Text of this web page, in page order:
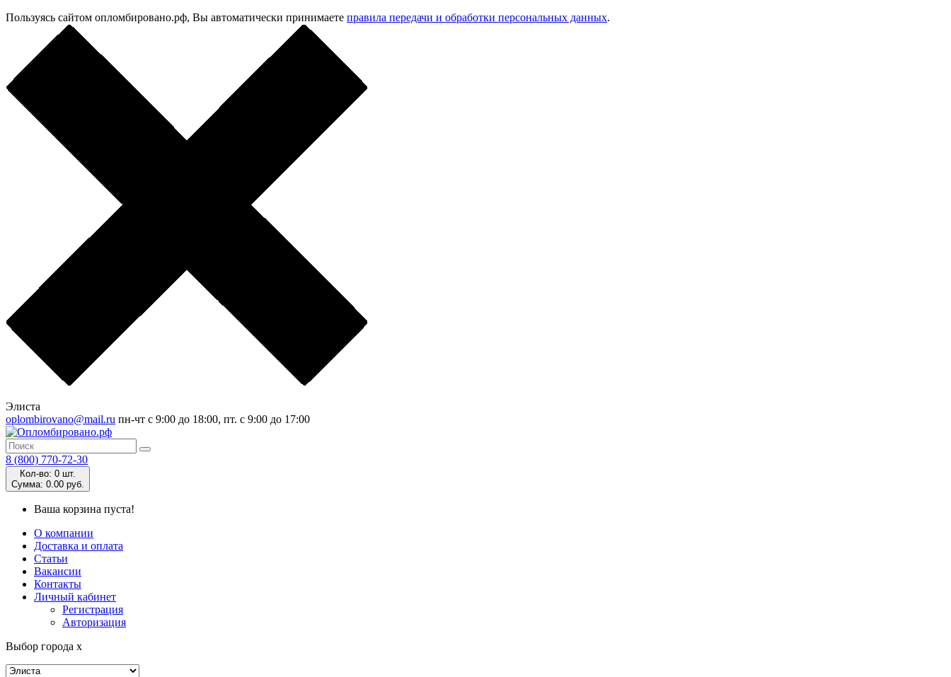
Пользуясь сайтом опломбировано.рф, Вы автоматически принимаете правила передачи и обработки персональных данных.
Элиста
oplombirovano@mail.ru пн-чт с 9:00 до 18:00, пт. с 9:00 до 17:00
8 (800) 770-72-30
Кол-во: 0 шт.
Cумма: 0.00 руб.
Ваша корзина пуста!
О компании
Доставка и оплата
Статьи
Вакансии
Контакты
Личный кабинет
Регистрация
Авторизация
Выбор города x